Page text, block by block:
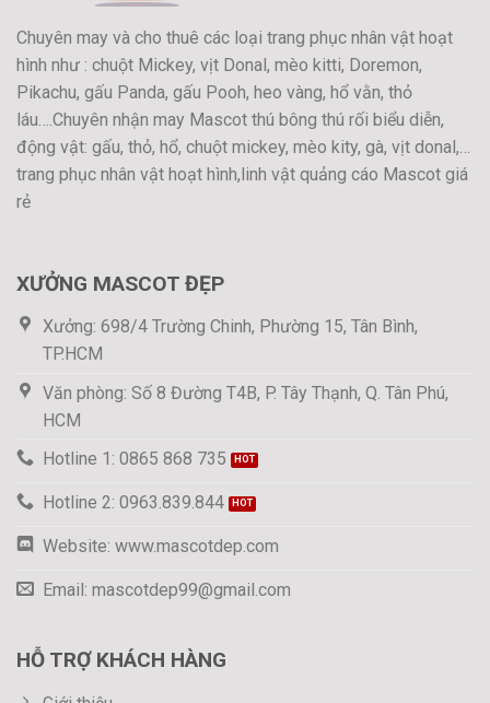
Chuyên may và cho thuê các loại trang phục nhân vật hoạt
hình như : chuột Mickey, vịt Donal, mèo kitti, Doremon,
Pikachu, gấu Panda, gấu Pooh, heo vàng, hổ vằn, thỏ
láu….Chuyên nhận may Mascot thú bông thú rối biểu diễn,
động vật: gấu, thỏ, hổ, chuột mickey, mèo kity, gà, vịt donal,…
trang phục nhân vật hoạt hình,linh vật quảng cáo Mascot giá
rẻ
XƯỞNG MASCOT ĐẸP
Xưởng: 698/4 Trường Chinh, Phường 15, Tân Bình,
TP.HCM
Văn phòng: Số 8 Đường T4B, P. Tây Thạnh, Q. Tân Phú,
HCM
Hotline 1: 0865 868 735
Hotline 2: 0963.839.844
Website: www.mascotdep.com
Email: mascotdep99@gmail.com
HỖ TRỢ KHÁCH HÀNG